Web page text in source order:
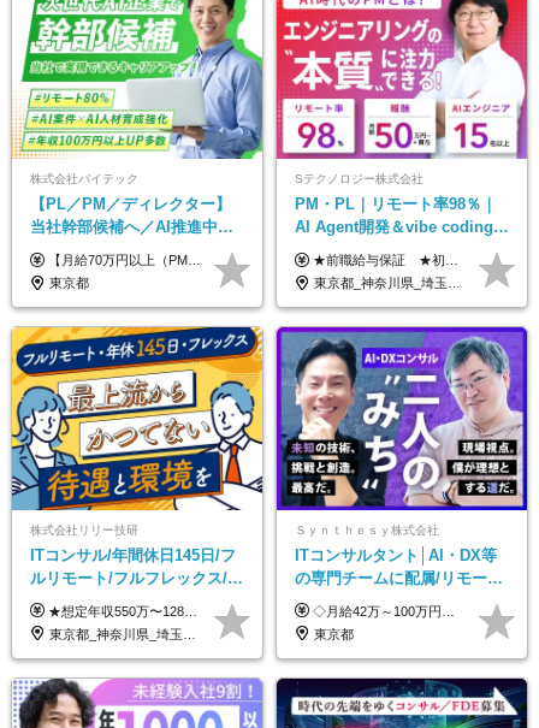
株式会社バイテック
【PL／PM／ディレクター】
当社幹部候補へ／AI推進中！
目指せるAI人材／年収800万円
以上可／リモート80％
【月給70万円以上（PM）／想定年収840万円以上】 ★詳しくは下記をご参照ください！ ■SE/PL/テスト計画以降などの上流フェーズ 月給53万円以上 ※想定年収636万円以上 ■PM/ディレクター（管理職・幹部候補） 月給70万円以上 ※想定年収840万円以上 ※単価の変動により給与も随時更新（完全単価連動型） ※育成枠については個人の経験・能力を考慮し決定 ※超過勤務については別途残業手当を支給 【固定残業代について】 なし（残業代は、実際の労働時間に応じて別途全額支給）
東京都
Sテクノロジー株式会社
PM・PL｜リモート率98％｜
AI Agent開発＆vibe coding｜
AIエンジニアチームをリード
★前職給与保証 ★初年度年収700～800万円も可能 月給50万円～90万円＋賞与年2回＋各種手当 ◎スキルや経験などを考慮。前職から給与アップをお約束します！ ◎上記月給には固定残業代30時間分(95000円～)を含みます。超過した場合は追加支給します ◎試用期間は6ヵ月あり。その間の給与・待遇に差異はありません
東京都_神奈川県_埼玉県_千葉県_大阪府_愛知県_北海道_青森県_岩手県_宮城県_秋田県_山形県_福島県_茨城県_栃木県_群馬県_新潟県_山梨県_長野県_富山県_石川県_福井県_静岡県_岐阜県_三重県_兵庫県_京都府_滋賀県_奈良県_和歌山県_広島県_岡山県_鳥取県_島根県_山口県_徳島県_香川県_愛媛県_高知県_福岡県_熊本県_佐賀県_長崎県_大分県_宮崎県_鹿児島県_沖縄県
株式会社リリー技研
ITコンサル/年間休日145日/フ
ルリモート/フルフレックス/残
業基本なし/全国からの応募
OK/特別休暇あり
★想定年収550万〜1289万円 ■契約社員 月給45.8万〜71.6万円 ★想定年収688万〜1611万円 ■正社員 月給57.3万〜89.5万円 ※給与は経験・スキルを考慮の上、決定します。 ※試用期間3ヶ月（その間の給与・待遇に差異はありません）期間は短縮の可能性あり ※残業代は別途全額支給します 【★評価について★】 弊社では、1〜7の7段階からなる等級制を導入しています。 【★昇給の仕組み★】 等級が1段階上がるごとに、基本給の25％に相当する額が昇給されます。 評価は年2回実施されるため、年に2回の昇給チャンスがあります。 頑張りが正当に評価される、透明性の高い制度です。
東京都_神奈川県_埼玉県_千葉県_大阪府_愛知県_北海道_青森県_岩手県_宮城県_秋田県_山形県_福島県_茨城県_栃木県_群馬県_新潟県_山梨県_長野県_富山県_石川県_福井県_静岡県_岐阜県_三重県_兵庫県_京都府_滋賀県_奈良県_和歌山県_広島県_岡山県_鳥取県_島根県_山口県_徳島県_香川県_愛媛県_高知県_福岡県_熊本県_佐賀県_長崎県_大分県_宮崎県_鹿児島県_沖縄県
Ｓｙｎｔｈｅｓｙ株式会社
ITコンサルタント│AI・DX等
の専門チームに配属/リモート
×フレックス/Big4と同水準の
給与・待遇
◇月給42万～100万円＋賞与年2回 └年収900～1600万円可能 ★☆年収例☆★ ◎37歳・元開発エンジニア └年収900万（2年後に年収150万UP実績） ◎40歳・元SierのPM └年収1400万（2年後に年収300万UP実績） ◎43歳・元コンサルタント └年収1600万（2年後に年収200万UP実績） ※経験・スキルを考慮し決定します ※試用期間3～6カ月あり（その間の待遇に差異はありません） 【固定残業代について】 なし（残業代は、実際の労働時間に応じて別途全額支給）
東京都